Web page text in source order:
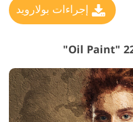
إجراءات بولارويد